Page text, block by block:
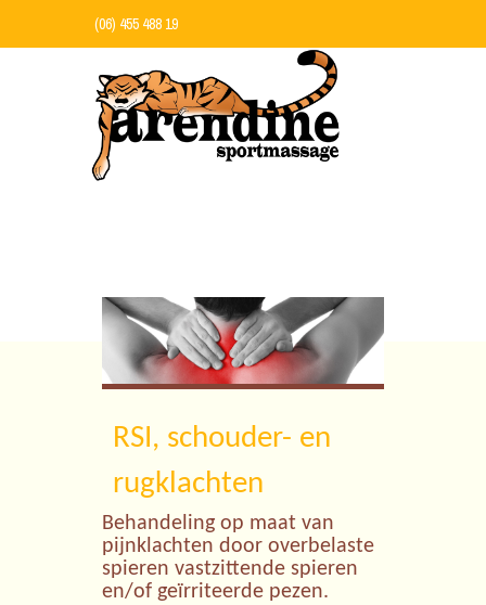
(06) 455 488 19
HOME
RSI, schouder- en
rugklachten
Behandeling op maat van
pijnklachten door overbelaste
spieren vastzittende spieren
en/of geïrriteerde pezen.